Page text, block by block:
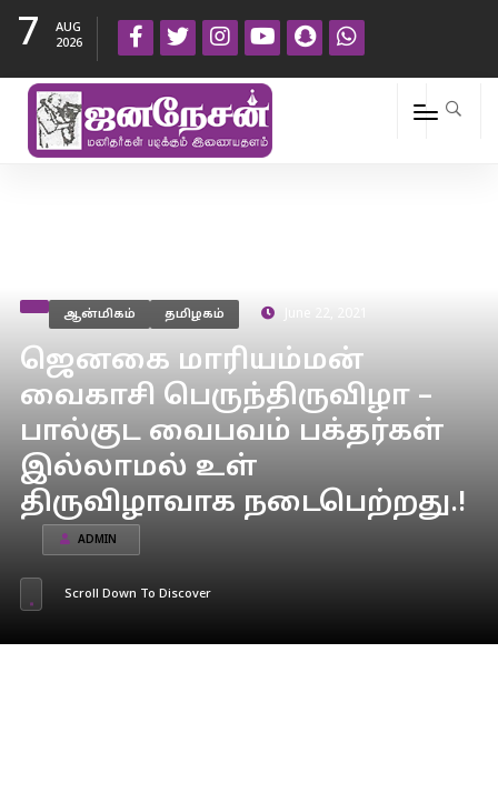
7
AUG
2026
ஆன்மிகம் தமிழகம்
ஜெனகை மாரியம்மன்
வைகாசி பெருந்திருவிழா –
பால்குட வைபவம் பக்தர்கள்
இல்லாமல் உள்
திருவிழாவாக நடைபெற்றது.!
ADMIN
Scroll Down To Discover